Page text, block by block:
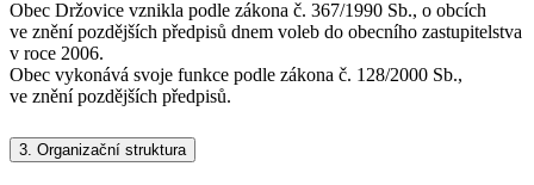
Obec Držovice vznikla podle zákona č. 367/1990 Sb., o obcích
ve znění pozdějších předpisů dnem voleb do obecního zastupitelstva
v roce 2006.
Obec vykonává svoje funkce podle zákona č. 128/2000 Sb.,
ve znění pozdějších předpisů.
3. Organizační struktura